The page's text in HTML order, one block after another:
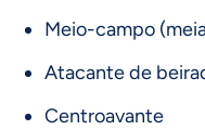
Meio-campo
Atacante de
Centroavante